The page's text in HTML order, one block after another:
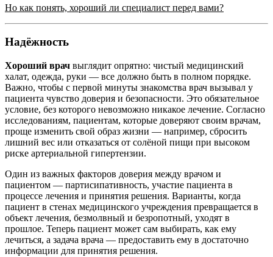
Но как понять, хороший ли специалист перед вами?
Надёжность
Хороший врач выглядит опрятно: чистый медицинский
халат, одежда, руки — все должно быть в полном порядке.
Важно, чтобы с первой минуты знакомства врач вызывал у
пациента чувство доверия и безопасности. Это обязательное
условие, без которого невозможно никакое лечение. Согласно
исследованиям, пациентам, которые доверяют своим врачам,
проще изменить свой образ жизни — например, сбросить
лишний вес или отказаться от солёной пищи при высоком
риске артериальной гипертензии.
Один из важных факторов доверия между врачом и
пациентом — партисипативность, участие пациента в
процессе лечения и принятия решения. Варианты, когда
пациент в стенах медицинского учреждения превращается в
объект лечения, безмолвный и безропотный, уходят в
прошлое. Теперь пациент может сам выбирать, как ему
лечиться, а задача врача — предоставить ему в достаточно
информации для принятия решения.